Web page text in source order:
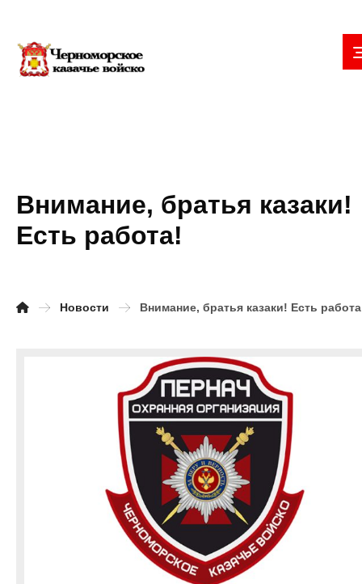
Внимание, братья казаки!
Есть работа!
Новости Внимание, братья казаки! Есть